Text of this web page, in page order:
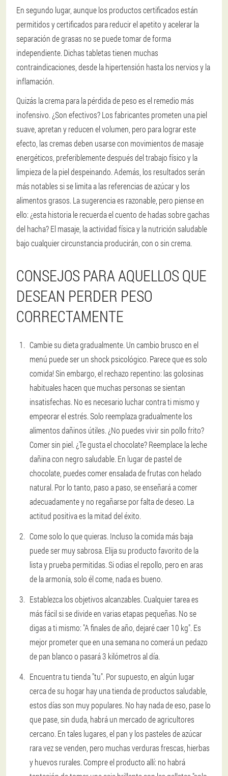
En segundo lugar, aunque los productos certificados están
permitidos y certificados para reducir el apetito y acelerar la
separación de grasas no se puede tomar de forma
independiente. Dichas tabletas tienen muchas
contraindicaciones, desde la hipertensión hasta los nervios y la
inflamación.
Quizás la crema para la pérdida de peso es el remedio más
inofensivo. ¿Son efectivos? Los fabricantes prometen una piel
suave, apretan y reducen el volumen, pero para lograr este
efecto, las cremas deben usarse con movimientos de masaje
energéticos, preferiblemente después del trabajo físico y la
limpieza de la piel despeinando. Además, los resultados serán
más notables si se limita a las referencias de azúcar y los
alimentos grasos. La sugerencia es razonable, pero piense en
ello: ¿esta historia le recuerda el cuento de hadas sobre gachas
del hacha? El masaje, la actividad física y la nutrición saludable
bajo cualquier circunstancia producirán, con o sin crema.
CONSEJOS PARA AQUELLOS QUE
DESEAN PERDER PESO
CORRECTAMENTE
Cambie su dieta gradualmente. Un cambio brusco en el
menú puede ser un shock psicológico. Parece que es solo
comida! Sin embargo, el rechazo repentino: las golosinas
habituales hacen que muchas personas se sientan
insatisfechas. No es necesario luchar contra ti mismo y
empeorar el estrés. Solo reemplaza gradualmente los
alimentos dañinos útiles. ¿No puedes vivir sin pollo frito?
Comer sin piel. ¿Te gusta el chocolate? Reemplace la leche
dañina con negro saludable. En lugar de pastel de
chocolate, puedes comer ensalada de frutas con helado
natural. Por lo tanto, paso a paso, se enseñará a comer
adecuadamente y no regañarse por falta de deseo. La
actitud positiva es la mitad del éxito.
Come solo lo que quieras. Incluso la comida más baja
puede ser muy sabrosa. Elija su producto favorito de la
lista y prueba permitidas. Si odias el repollo, pero en aras
de la armonía, solo él come, nada es bueno.
Establezca los objetivos alcanzables.Cualquier tarea es
más fácil si se divide en varias etapas pequeñas. No se
digas a ti mismo: "A finales de año, dejaré caer 10 kg". Es
mejor prometer que en una semana no comerá un pedazo
de pan blanco o pasará 3 kilómetros al día.
Encuentra tu tienda "tu". Por supuesto, en algún lugar
cerca de su hogar hay una tienda de productos saludable,
estos días son muy populares. No hay nada de eso, pase lo
que pase, sin duda, habrá un mercado de agricultores
cercano. En tales lugares, el pan y los pasteles de azúcar
rara vez se venden, pero muchas verduras frescas, hierbas
y huevos rurales. Compre el producto allí: no habrá